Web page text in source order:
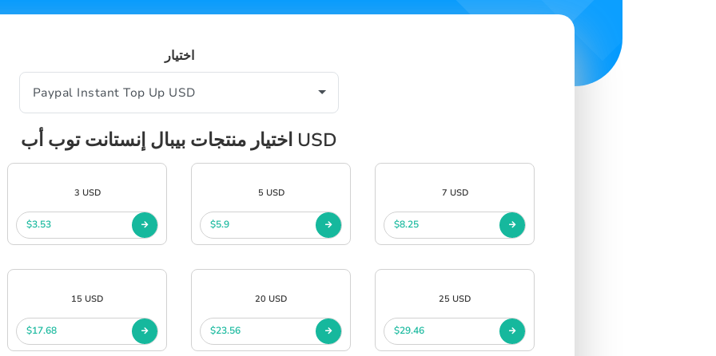
اختيار
اختيار منتجات بيبال إنستانت توب أب USD
3 USD
$3.53
5 USD
$5.9
7 USD
$8.25
15 USD
$17.68
20 USD
$23.56
25 USD
$29.46